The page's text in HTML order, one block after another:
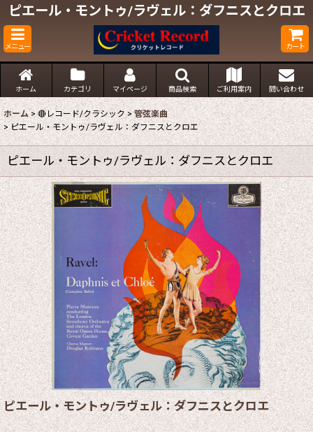
ピエール・モントゥ/ラヴェル：ダフニスとクロエ
メニュー カート
ホーム カテゴリ マイページ 商品検索 ご利用案内 問い合わせ
ホーム > 🔴レコード/クラシック > 管弦楽曲
> ピエール・モントゥ/ラヴェル：ダフニスとクロエ
ピエール・モントゥ/ラヴェル：ダフニスとクロエ
ピエール・モントゥ/ラヴェル：ダフニスとクロエ